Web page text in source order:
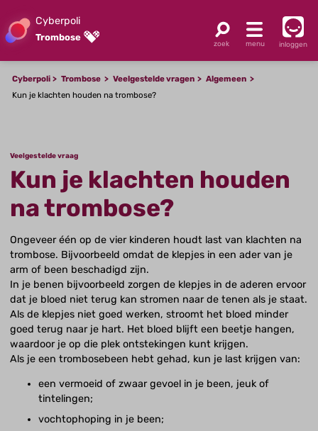
Cyberpoli
Trombose
inloggen
Cyberpoli Trombose Veelgestelde vragen
Algemeen
Kun je klachten houden na trombose?
Veelgestelde vraag
Kun je klachten houden
na trombose?
Ongeveer één op de vier kinderen houdt last van klachten na
trombose. Bijvoorbeeld omdat de klepjes in een ader van je
arm of been beschadigd zijn.
In je benen bijvoorbeeld zorgen de klepjes in de aderen ervoor
dat je bloed niet terug kan stromen naar de tenen als je staat.
Als de klepjes niet goed werken, stroomt het bloed minder
goed terug naar je hart. Het bloed blijft een beetje hangen,
waardoor je op die plek ontstekingen kunt krijgen.
Als je een trombosebeen hebt gehad, kun je last krijgen van:
een vermoeid of zwaar gevoel in je been, jeuk of
tintelingen;
vochtophoping in je been;